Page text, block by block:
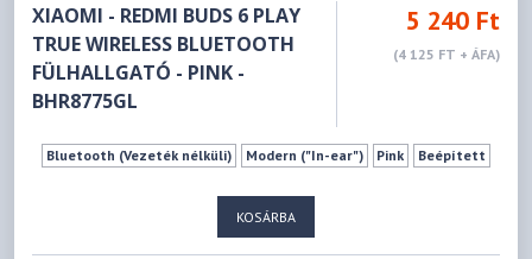
XIAOMI - REDMI BUDS 6 PLAY
TRUE WIRELESS BLUETOOTH
FÜLHALLGATÓ - PINK -
BHR8775GL
5 240 Ft
(4 125 FT + ÁFA)
Bluetooth (Vezeték nélküli) Modern ("In-ear") Pink Beépített
KOSÁRBA